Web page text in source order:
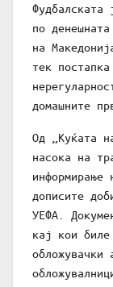
Фудбалската
по
на
тек
домашните
Од „Куќата
насока на
информирање
дописите
УЕФА.
кај кои биле
обложувачки